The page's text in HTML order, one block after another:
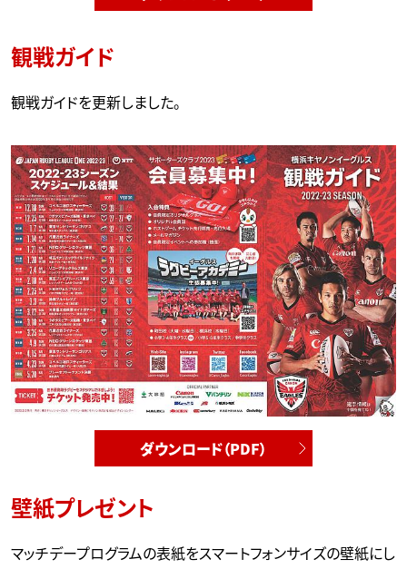
観戦ガイド
観戦ガイドを更新しました。
ダウンロード（PDF）
壁紙プレゼント
マッチデープログラムの表紙をスマートフォンサイズの壁紙にし